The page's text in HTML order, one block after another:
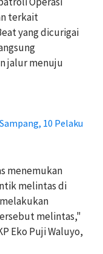
terkait
yang dicurigai
jalur menuju
10 Pelaku
menemukan
melintas di
melintas,"
Eko Puji Waluyo,